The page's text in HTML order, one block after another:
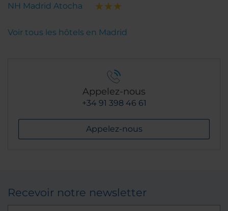
NH Madrid Atocha
Voir tous les hôtels en Madrid
Appelez-nous
+34 91 398 46 61
Appelez-nous
Recevoir notre newsletter